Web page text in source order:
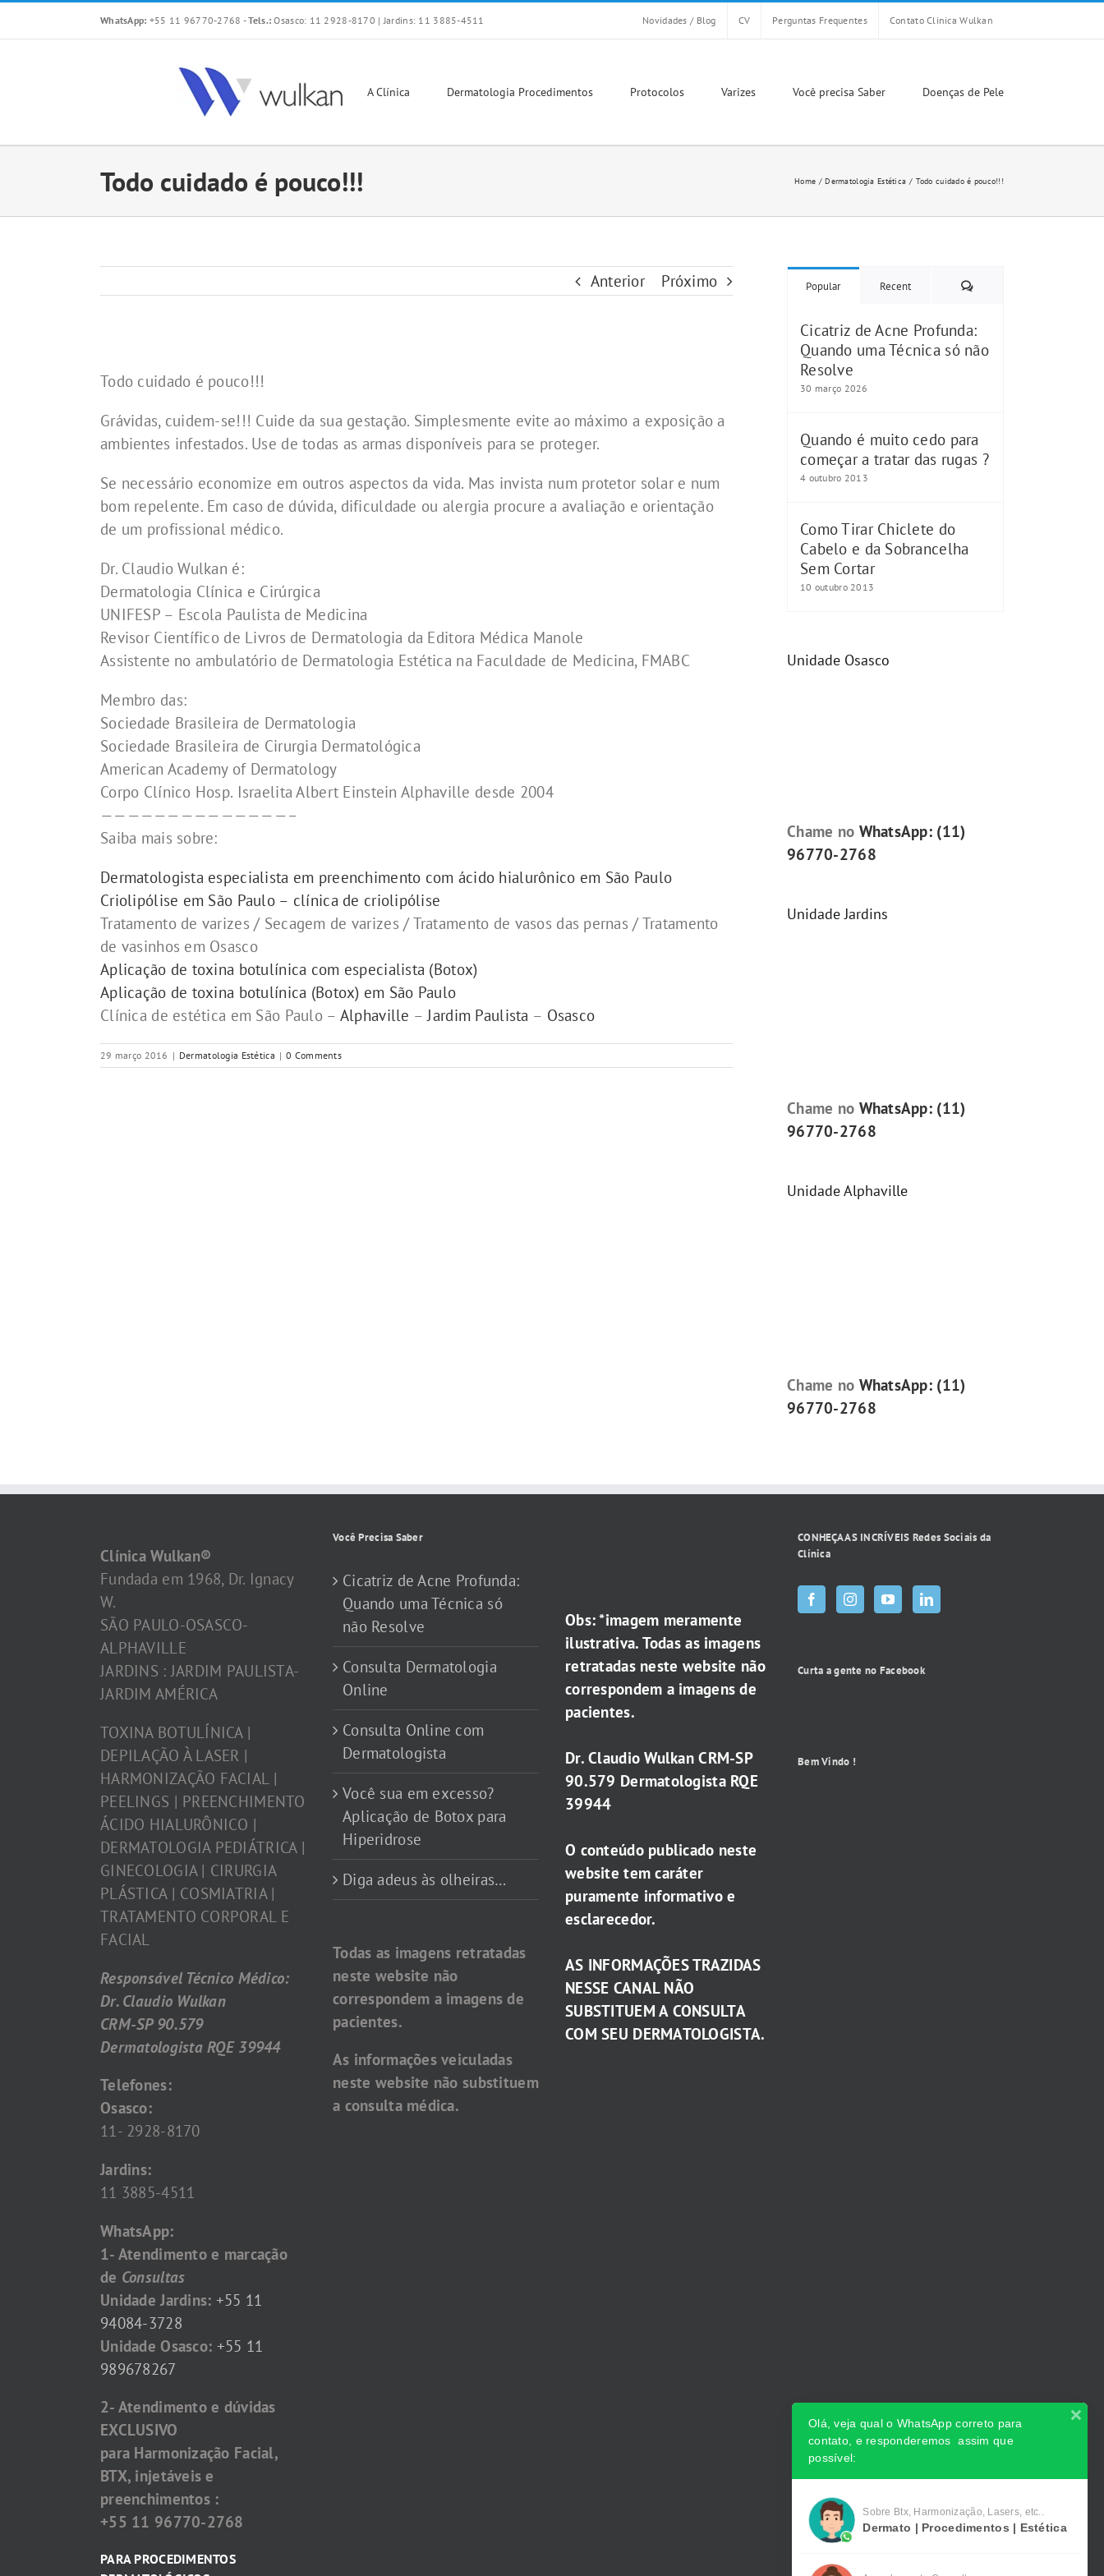
to
WhatsApp: +55 11 96770-2768 -Tels.: Osasco: 11 2928-8170 | Jardins: 11 3885-4511 Novidades / Blog CV Perguntas Frequentes Contato Clinica Wulkan
A Clínica Dermatologia Procedimentos Protocolos Varizes Você precisa Saber Doenças de Pele
Todo cuidado é pouco!!! Home Dermatologia Estética Todo cuidado é pouco!!!
Anterior Próximo
Larger
Todo cuidado é pouco!!!
Grávidas, cuidem-se!!! Cuide da sua gestação. Simplesmente evite ao máximo a exposição a
ambientes infestados. Use de todas as armas disponíveis para se proteger.
Se necessário economize em outros aspectos da vida. Mas invista num protetor solar e num
bom repelente. Em caso de dúvida, dificuldade ou alergia procure a avaliação e orientação
de um profissional médico.
Dr. Claudio Wulkan é:
Dermatologia Clínica e Cirúrgica
UNIFESP – Escola Paulista de Medicina
Revisor Científico de Livros de Dermatologia da Editora Médica Manole
Assistente no ambulatório de Dermatologia Estética na Faculdade de Medicina, FMABC
Membro das:
Sociedade Brasileira de Dermatologia
Sociedade Brasileira de Cirurgia Dermatológica
American Academy of Dermatology
Corpo Clínico Hosp. Israelita Albert Einstein Alphaville desde 2004
——————————————–
Saiba mais sobre:
Dermatologista especialista em preenchimento com ácido hialurônico em São Paulo
Criolipólise em São Paulo – clínica de criolipólise
Tratamento de varizes / Secagem de varizes / Tratamento de vasos das pernas / Tratamento
de vasinhos em Osasco
Aplicação de toxina botulínica com especialista (Botox)
Aplicação de toxina botulínica (Botox) em São Paulo
Clínica de estética em São Paulo – Alphaville –Jardim Paulista – Osasco
29 março 2016 | Dermatologia Estética | 0 Comments
Popular Recent Comments
Cicatriz de Acne Profunda:
Quando uma Técnica só não
Resolve
30 março 2026
Quando é muito cedo para
começar a tratar das rugas ?
4 outubro 2013
Como Tirar Chiclete do
Cabelo e da Sobrancelha
Sem Cortar
10 outubro 2013
Unidade Osasco
Chame no WhatsApp: (11)
96770-2768
Unidade Jardins
Chame no WhatsApp: (11)
96770-2768
Unidade Alphaville
Chame no WhatsApp: (11)
96770-2768
Clínica Wulkan®
Fundada em 1968, Dr. Ignacy
W.
SÃO PAULO-OSASCO-
ALPHAVILLE
JARDINS : JARDIM PAULISTA-
JARDIM AMÉRICA
TOXINA BOTULÍNICA |
DEPILAÇÃO À LASER |
HARMONIZAÇÃO FACIAL |
PEELINGS | PREENCHIMENTO
ÁCIDO HIALURÔNICO |
DERMATOLOGIA PEDIÁTRICA |
GINECOLOGIA | CIRURGIA
PLÁSTICA | COSMIATRIA |
TRATAMENTO CORPORAL E
FACIAL
Responsável Técnico Médico:
Dr. Claudio Wulkan
CRM-SP 90.579
Dermatologista RQE 39944
Telefones:
Osasco:
11- 2928-8170
Jardins:
11 3885-4511
WhatsApp:
1- Atendimento e marcação
de Consultas
Unidade Jardins: +55 11
94084-3728
Unidade Osasco: +55 11
989678267
2- Atendimento e dúvidas
EXCLUSIVO
para Harmonização Facial,
BTX, injetáveis e
preenchimentos :
+55 11 96770-2768
PARA PROCEDIMENTOS
Você Precisa Saber
Cicatriz de Acne Profunda:
Quando uma Técnica só
não Resolve
Consulta Dermatologia
Online
Consulta Online com
Dermatologista
Você sua em excesso?
Aplicação de Botox para
Hiperidrose
Diga adeus às olheiras…
Todas as imagens retratadas
neste website não
correspondem a imagens de
pacientes.
As informações veiculadas
neste website não substituem
a consulta médica.
Obs: *imagem meramente
ilustrativa. Todas as imagens
retratadas neste website não
correspondem a imagens de
pacientes.
Dr. Claudio Wulkan CRM-SP
90.579 Dermatologista RQE
39944
O conteúdo publicado neste
website tem caráter
puramente informativo e
esclarecedor.
AS INFORMAÇÕES TRAZIDAS
NESSE CANAL NÃO
SUBSTITUEM A CONSULTA
COM SEU DERMATOLOGISTA.
CONHEÇA AS INCRÍVEIS Redes Sociais da
Clínica
Curta a gente no Facebook
Bem Vindo !
Olá, veja qual o WhatsApp correto para
contato, e responderemos assim que
possível:
Sobre Btx, Harmonização, Lasers, etc..
Dermato | Procedimentos | Estética